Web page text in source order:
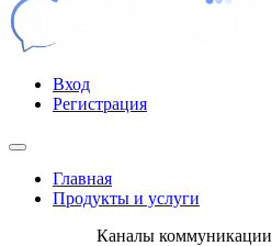
Вход
Регистрация
Главная
Продукты и услуги
Каналы коммуникации